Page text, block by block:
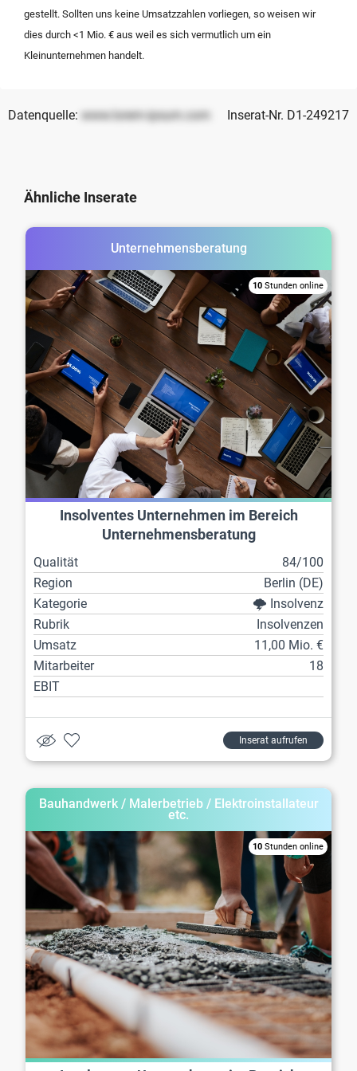
Beteiligungsgesellschaften, die ein marktführendes
Unternehmen kaufen möchten, um ihre Marktposition
im skandinavischen Handwerk nachhaltig zu stärken.
gestellt. Sollten uns keine Umsatzzahlen vorliegen, so weisen wir
dies durch <1 Mio. € aus weil es sich vermutlich um ein
Kleinunternehmen handelt.
Datenquelle: www.lorem-ipsum.com Inserat-Nr. D1-249217
Ähnliche Inserate
Unternehmensberatung
10 Stunden online
Insolventes Unternehmen im Bereich
Unternehmensberatung
Qualität
84/100
Region
Berlin (DE)
Kategorie
🌩️ Insolvenz
Rubrik
Insolvenzen
Umsatz
11,00 Mio. €
Mitarbeiter
18
EBIT
Inserat aufrufen
Bauhandwerk / Malerbetrieb / Elektroinstallateur
etc.
10 Stunden online